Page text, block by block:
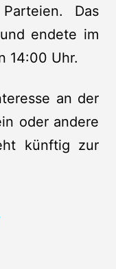
Das
endete im
14:00 Uhr.
an der
oder andere
künftig zur